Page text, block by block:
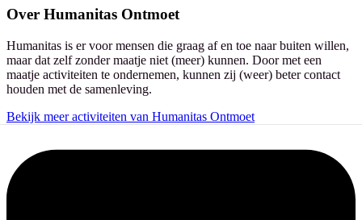
Over Humanitas Ontmoet
Humanitas is er voor mensen die graag af en toe naar buiten willen,
maar dat zelf zonder maatje niet (meer) kunnen. Door met een
maatje activiteiten te ondernemen, kunnen zij (weer) beter contact
houden met de samenleving.
Bekijk meer activiteiten van Humanitas Ontmoet